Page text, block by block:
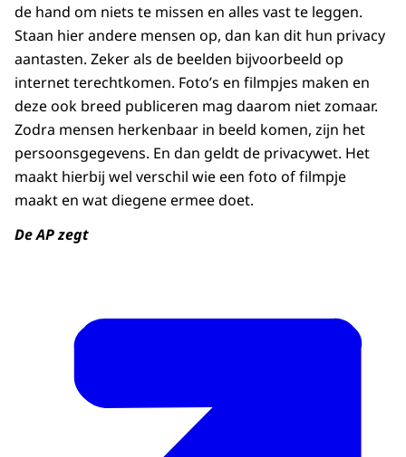
de hand om niets te missen en alles vast te leggen.
Staan hier andere mensen op, dan kan dit hun privacy
aantasten. Zeker als de beelden bijvoorbeeld op
internet terechtkomen. Foto’s en filmpjes maken en
deze ook breed publiceren mag daarom niet zomaar.
Zodra mensen herkenbaar in beeld komen, zijn het
persoonsgegevens. En dan geldt de privacywet. Het
maakt hierbij wel verschil wie een foto of filmpje
maakt en wat diegene ermee doet.
De AP zegt